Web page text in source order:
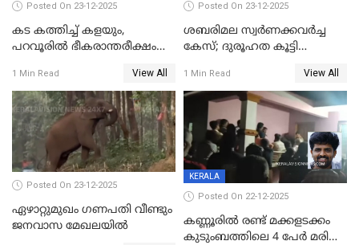
Posted On 23-12-2025
കട കത്തിച്ച് കളയും,
പറവൂരില്‍ ഭീകരാന്തരീക്ഷം
1 Min Read View All
Posted On 23-12-2025
ശബരിമല സ്വര്‍ണക്കവര്‍ച്ച
കേസ്; ദുരൂഹത കൂട്ടി
1 Min Read View All
Posted On 23-12-2025
ഏഴാറ്റുമുഖം ഗണപതി വീണ്ടും
ജനവാസ മേഖലയിൽ
KERALA
Posted On 22-12-2025
കണ്ണൂരിൽ രണ്ട് മക്കളടക്കം
കുടുംബത്തിലെ 4 പേർ മരിച്ച